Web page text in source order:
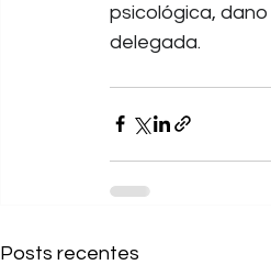
psicológica,
delegada.
Posts recentes